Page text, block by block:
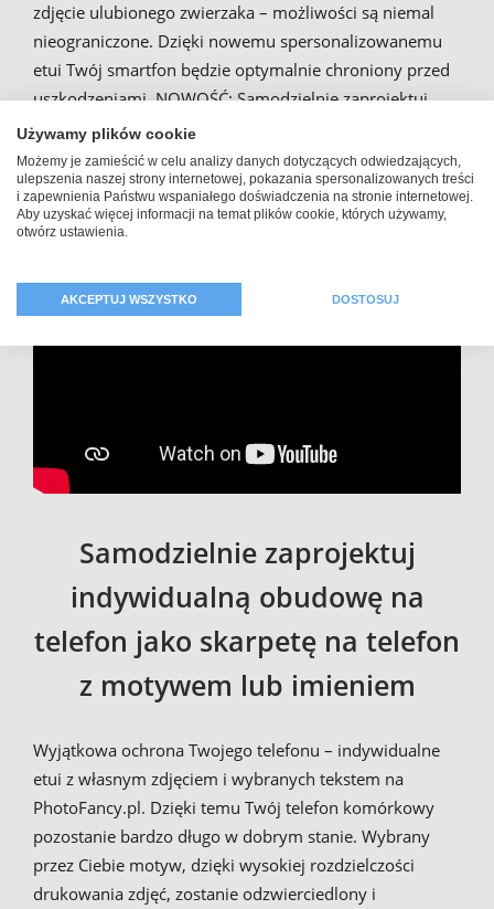
zdjęcie ulubionego zwierzaka – możliwości są niemal
nieograniczone. Dzięki nowemu spersonalizowanemu
etui Twój smartfon będzie optymalnie chroniony przed
uszkodzeniami. NOWOŚĆ: Samodzielnie zaprojektuj
skarpetę na telefon nadającą się do wielu znanych
modeli smartfonów jako uniwersalny pokrowiec na
telefon i zleć zadrukowanie jej własnym zdjęciem lub
imieniem.
Samodzielnie zaprojektuj
indywidualną obudowę na
telefon jako skarpetę na telefon
z motywem lub imieniem
Wyjątkowa ochrona Twojego telefonu – indywidualne
etui z własnym zdjęciem i wybranych tekstem na
PhotoFancy.pl. Dzięki temu Twój telefon komórkowy
pozostanie bardzo długo w dobrym stanie. Wybrany
przez Ciebie motyw, dzięki wysokiej rozdzielczości
drukowania zdjęć, zostanie odzwierciedlony i
Używamy plików cookie
Możemy je zamieścić w celu analizy danych dotyczących odwiedzających,
ulepszenia naszej strony internetowej, pokazania spersonalizowanych treści
i zapewnienia Państwu wspaniałego doświadczenia na stronie internetowej.
Aby uzyskać więcej informacji na temat plików cookie, których używamy,
otwórz ustawienia.
AKCEPTUJ WSZYSTKO DOSTOSUJ